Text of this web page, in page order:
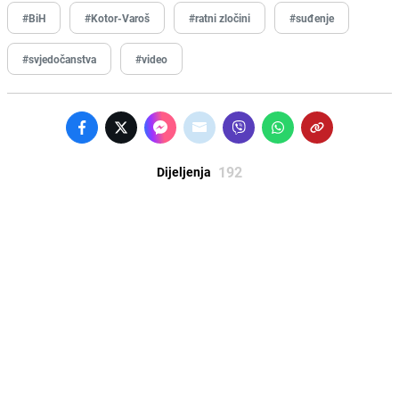
#BiH #Kotor-Varoš #ratni zločini #suđenje
#svjedočanstva #video
Dijeljenja 192